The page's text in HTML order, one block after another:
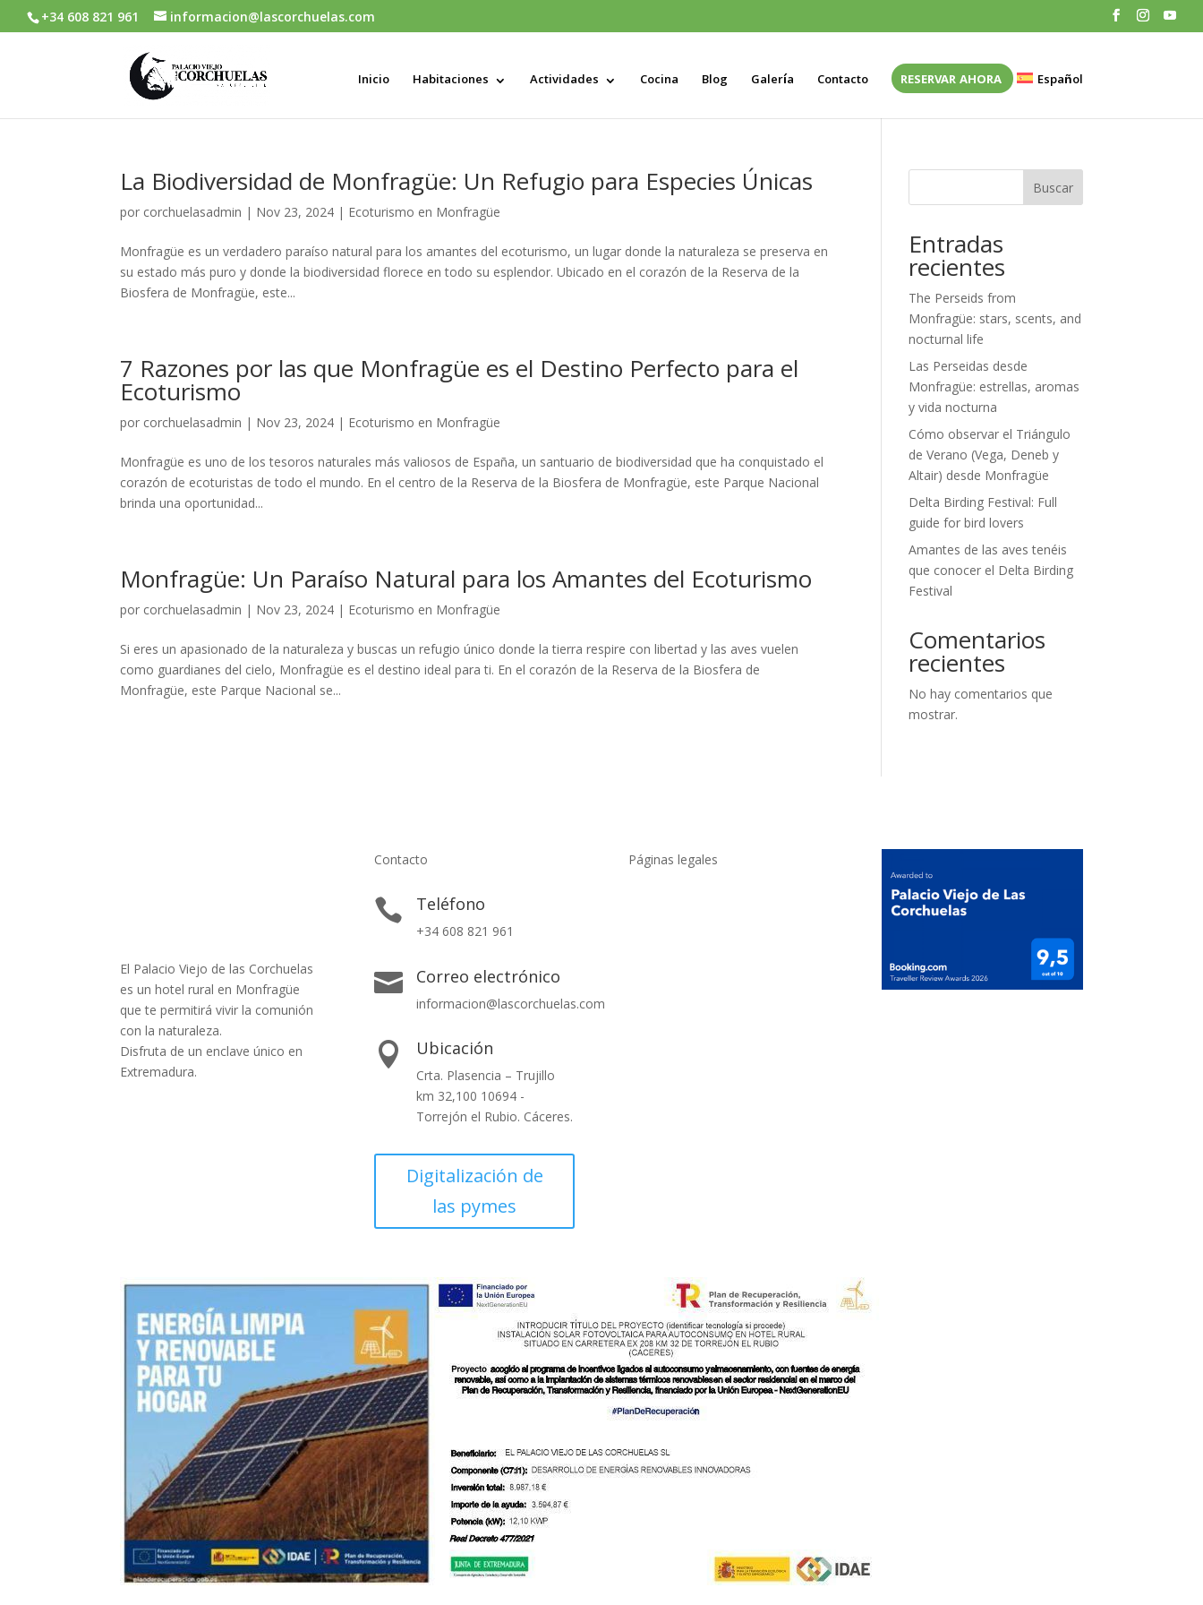
+34 608 821 961 informacion@lascorchuelas.com
Inicio Habitaciones Actividades Cocina Blog Galería Contacto RESERVAR AHORA Español
La Biodiversidad de Monfragüe: Un Refugio para Especies Únicas
por corchuelasadmin | Nov 23, 2024 | Ecoturismo en Monfragüe
Monfragüe es un verdadero paraíso natural para los amantes del ecoturismo, un lugar donde la naturaleza se preserva en
su estado más puro y donde la biodiversidad florece en todo su esplendor. Ubicado en el corazón de la Reserva de la
Biosfera de Monfragüe, este...
7 Razones por las que Monfragüe es el Destino Perfecto para el
Ecoturismo
por corchuelasadmin | Nov 23, 2024 | Ecoturismo en Monfragüe
Monfragüe es uno de los tesoros naturales más valiosos de España, un santuario de biodiversidad que ha conquistado el
corazón de ecoturistas de todo el mundo. En el centro de la Reserva de la Biosfera de Monfragüe, este Parque Nacional
brinda una oportunidad...
Monfragüe: Un Paraíso Natural para los Amantes del Ecoturismo
por corchuelasadmin | Nov 23, 2024 | Ecoturismo en Monfragüe
Si eres un apasionado de la naturaleza y buscas un refugio único donde la tierra respire con libertad y las aves vuelen
como guardianes del cielo, Monfragüe es el destino ideal para ti. En el corazón de la Reserva de la Biosfera de
Monfragüe, este Parque Nacional se...
Buscar
Entradas
recientes
The Perseids from
Monfragüe: stars, scents, and
nocturnal life
Las Perseidas desde
Monfragüe: estrellas, aromas
y vida nocturna
Cómo observar el Triángulo
de Verano (Vega, Deneb y
Altair) desde Monfragüe
Delta Birding Festival: Full
guide for bird lovers
Amantes de las aves tenéis
que conocer el Delta Birding
Festival
Comentarios
recientes
No hay comentarios que
mostrar.
El Palacio Viejo de las Corchuelas
es un hotel rural en Monfragüe
que te permitirá vivir la comunión
con la naturaleza.
Disfruta de un enclave único en
Extremadura.
Contacto
 Teléfono
+34 608 821 961
 Correo electrónico
informacion@lascorchuelas.com
 Ubicación
Crta. Plasencia – Trujillo
km 32,100 10694 -
Torrejón el Rubio. Cáceres.
Digitalización de
las pymes
Páginas legales